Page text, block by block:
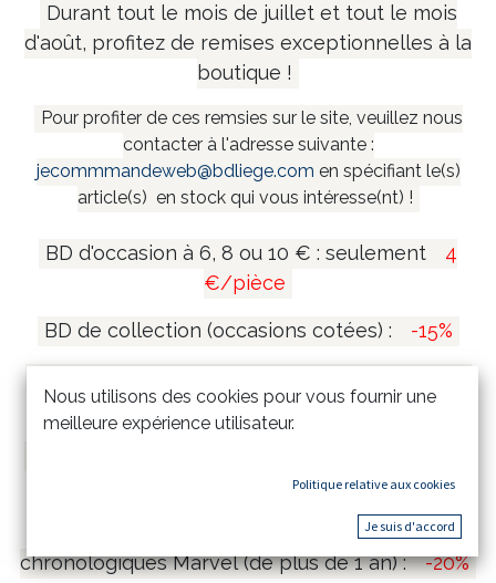
Durant tout le mois de juillet et tout le mois
d'août, profitez de remises exceptionnelles à la
boutique !
Pour profiter de ces remsies sur le site, veuillez nous
contacter à l'adresse suivante :
jecommmandeweb@bdliege.com en spécifiant le(s)
article(s) en stock qui vous intéresse(nt) !
BD d'occasion à 6, 8 ou 10 € : seulement
4
€/pièce
BD de collection (occasions cotées) : -15%
:
-20%
-15%
Comics Marvel Omnibus & Intégrales
chronologiques Marvel (de plus de 1 an) : -20%
Nous utilisons des cookies pour vous fournir une
meilleure expérience utilisateur.
Politique relative aux cookies
Je suis d'accord